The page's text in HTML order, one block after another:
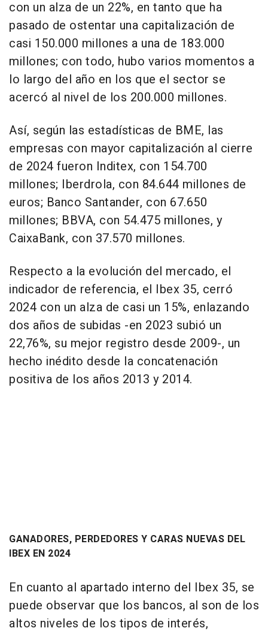
con un alza de un 22%, en tanto que ha
pasado de ostentar una capitalización de
casi 150.000 millones a una de 183.000
millones; con todo, hubo varios momentos a
lo largo del año en los que el sector se
acercó al nivel de los 200.000 millones.
Así, según las estadísticas de BME, las
empresas con mayor capitalización al cierre
de 2024 fueron Inditex, con 154.700
millones; Iberdrola, con 84.644 millones de
euros; Banco Santander, con 67.650
millones; BBVA, con 54.475 millones, y
CaixaBank, con 37.570 millones.
Respecto a la evolución del mercado, el
indicador de referencia, el Ibex 35, cerró
2024 con un alza de casi un 15%, enlazando
dos años de subidas -en 2023 subió un
22,76%, su mejor registro desde 2009-, un
hecho inédito desde la concatenación
positiva de los años 2013 y 2014.
GANADORES, PERDEDORES Y CARAS NUEVAS DEL
IBEX EN 2024
En cuanto al apartado interno del Ibex 35, se
puede observar que los bancos, al son de los
altos niveles de los tipos de interés,